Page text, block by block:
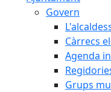
Govern
Càrrecs
Agenda
Grups